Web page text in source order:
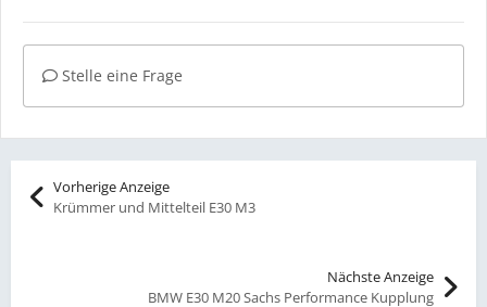
Stelle eine Frage
Vorherige Anzeige
Krümmer und Mittelteil E30 M3
Nächste Anzeige
BMW E30 M20 Sachs Performance Kupplung